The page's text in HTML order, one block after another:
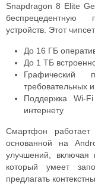
Snapdragon 8 Elite
беспрецедентную
устройств. Этот
До 16 ГБ
До 1 ТБ
Графический
требовательных
Поддержка Wi-
интернету
Смартфон
основанной на
улучшений, включая
который умеет
предлагать